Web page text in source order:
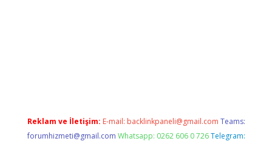
Reklam ve İletişim: E-mail: backlinkpaneli@gmail.com Teams:
forumhizmeti@gmail.com Whatsapp: 0262 606 0 726 Telegram: